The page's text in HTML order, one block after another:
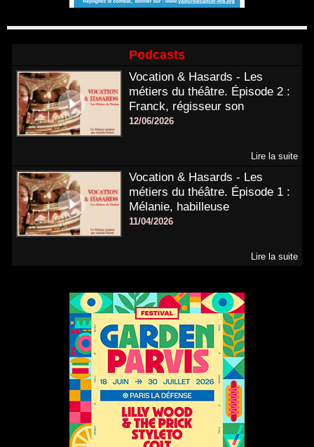
Podcasts
Vocation & Hasards - Les
métiers du théâtre. Épisode 2 :
Franck, régisseur son
12/06/2026
Lire la suite
Vocation & Hasards - Les
métiers du théâtre. Épisode 1 :
Mélanie, habilleuse
11/04/2026
Lire la suite